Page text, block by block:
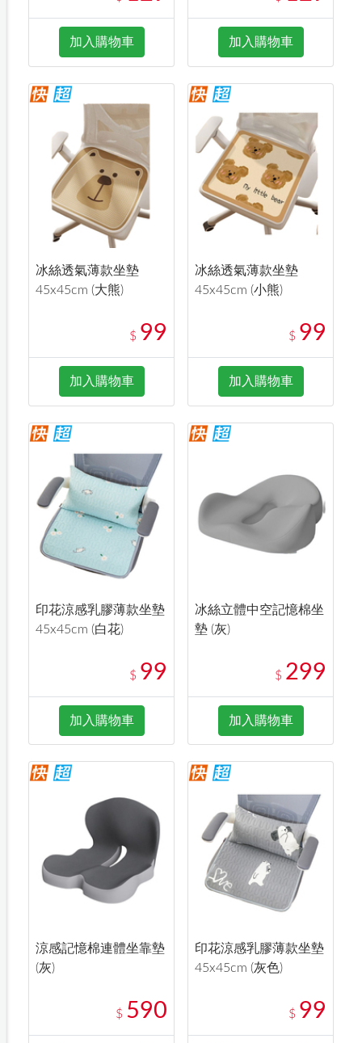
加入購物車 加入購物車
冰絲透氣薄款坐墊
45x45cm (大熊)
$ 99
加入購物車
冰絲透氣薄款坐墊
45x45cm (小熊)
$ 99
加入購物車
印花涼感乳膠薄款坐墊
45x45cm (白花)
$ 99
加入購物車
冰絲立體中空記憶棉坐
墊 (灰)
$ 299
加入購物車
涼感記憶棉連體坐靠墊
(灰)
$ 590
印花涼感乳膠薄款坐墊
45x45cm (灰色)
$ 99